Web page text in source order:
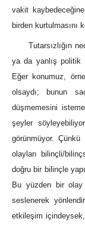
vakit
birden kurtulmasını
Tutarsızlığın
ya da yanlış politik
Eğer konumuz,
olsaydı; bunun
düşmemesini
şeyler
görünmüyor.
olayları bilinçli/
doğru bir bilinçle
Bu yüzden bir olay
seslenerek
etkileşim